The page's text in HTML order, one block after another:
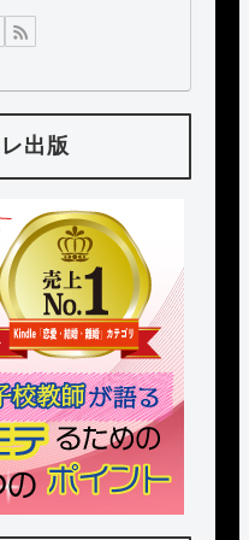
出版